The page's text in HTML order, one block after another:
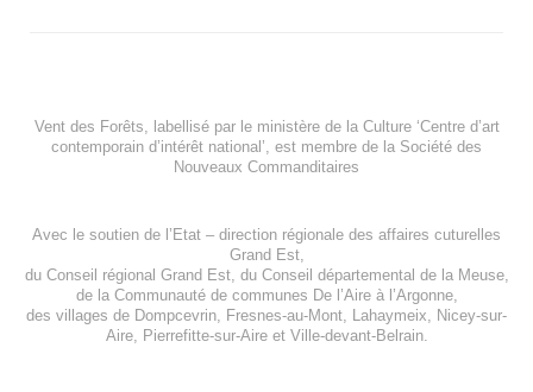
Vent des Forêts, labellisé par le ministère de la Culture ‘Centre d’art
contemporain d’intérêt national’, est membre de la Société des
Nouveaux Commanditaires
Avec le soutien de l’Etat – direction régionale des affaires cuturelles
Grand Est,
du Conseil régional Grand Est, du Conseil départemental de la Meuse,
de la Communauté de communes De l’Aire à l’Argonne,
des villages de Dompcevrin Fresnes-au-Mont Lahaymeix
Nicey-sur-
Aire, Pierrefitte-sur-Aireet Ville-devant-Belrain.